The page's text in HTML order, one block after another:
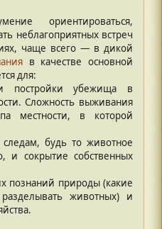
ориентироваться,
неблагоприятных встреч
чаще всего — в дикой
в качестве основной
для:
постройки убежища в
Сложность выживания
местности, в которой
будь то животное
и сокрытие собственных
познаний природы (какие
животных) и